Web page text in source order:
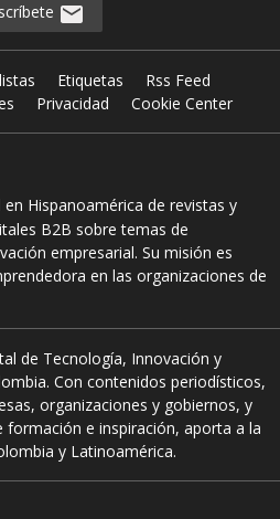
Etiquetas
Rss Feed
Privacidad Cookie Center
en Hispanoamérica de revistas y
B2B sobre temas de
empresarial. Su misión es
en las organizaciones de
de Tecnología, Innovación y
Con contenidos periodísticos,
organizaciones y gobiernos, y
e inspiración, aporta a la
y Latinoamérica.